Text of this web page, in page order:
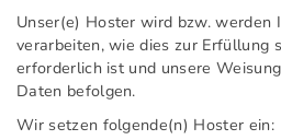
Unser(e) Hoster wird bzw. werden
verarbeiten, wie dies zur Erfüllung
erforderlich ist und unsere
Daten befolgen.
Wir setzen folgende(n) Hoster ein: